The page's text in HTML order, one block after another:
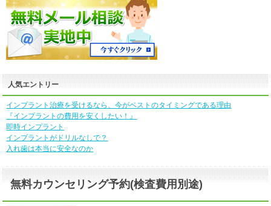
人気エントリー
インプラント治療を受けるなら、今がベストのタイミングである理由
『インプラントの費用を安くしたい！』
即時インプラント
インプラントがドリルなしで？
入れ歯は本当に安全なのか
無料カウンセリング予約(検査費用別途)